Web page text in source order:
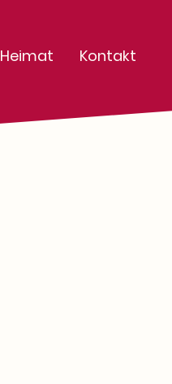
Heimat Kontakt